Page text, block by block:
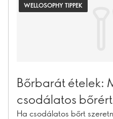
WELLOSOPHY TIPPEK
Bőrbarát ételek:
csodálatos bőrért
Ha csodálatos bőrt